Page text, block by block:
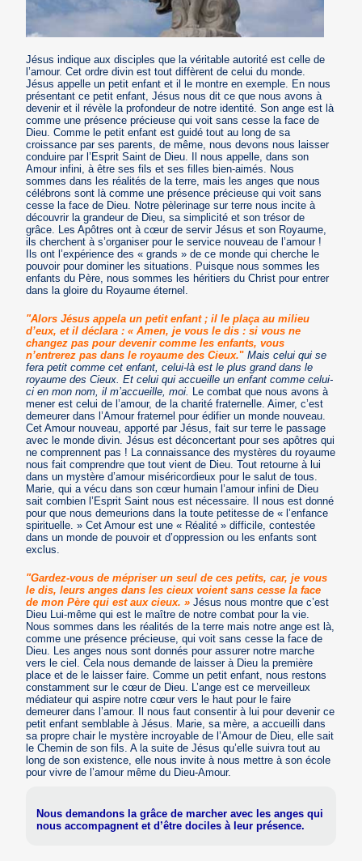
Jésus indique aux disciples que la véritable autorité est celle de
l’amour. Cet ordre divin est tout diffèrent de celui du monde.
Jésus appelle un petit enfant et il le montre en exemple. En nous
présentant ce petit enfant, Jésus nous dit ce que nous avons à
devenir et il révèle la profondeur de notre identité. Son ange est là
comme une présence précieuse qui voit sans cesse la face de
Dieu. Comme le petit enfant est guidé tout au long de sa
croissance par ses parents, de même, nous devons nous laisser
conduire par l’Esprit Saint de Dieu. Il nous appelle, dans son
Amour infini, à être ses fils et ses filles bien-aimés. Nous
sommes dans les réalités de la terre, mais les anges que nous
célébrons sont là comme une présence précieuse qui voit sans
cesse la face de Dieu. Notre pèlerinage sur terre nous incite à
découvrir la grandeur de Dieu, sa simplicité et son trésor de
grâce. Les Apôtres ont à cœur de servir Jésus et son Royaume,
ils cherchent à s’organiser pour le service nouveau de l’amour !
Ils ont l’expérience des « grands » de ce monde qui cherche le
pouvoir pour dominer les situations. Puisque nous sommes les
enfants du Père, nous sommes les héritiers du Christ pour entrer
dans la gloire du Royaume éternel.
"Alors Jésus appela un petit enfant ; il le plaça au milieu
d’eux, et il déclara : « Amen, je vous le dis : si vous ne
changez pas pour devenir comme les enfants, vous
n’entrerez pas dans le royaume des Cieux." Mais celui qui se
fera petit comme cet enfant, celui-là est le plus grand dans le
royaume des Cieux. Et celui qui accueille un enfant comme celui-
ci en mon nom, il m’accueille, moi. Le combat que nous avons à
mener est celui de l’amour, de la charité fraternelle. Aimer, c’est
demeurer dans l’Amour fraternel pour édifier un monde nouveau.
Cet Amour nouveau, apporté par Jésus, fait sur terre le passage
avec le monde divin. Jésus est déconcertant pour ses apôtres qui
ne comprennent pas ! La connaissance des mystères du royaume
nous fait comprendre que tout vient de Dieu. Tout retourne à lui
dans un mystère d’amour miséricordieux pour le salut de tous.
Marie, qui a vécu dans son cœur humain l’amour infini de Dieu
sait combien l’Esprit Saint nous est nécessaire. Il nous est donné
pour que nous demeurions dans la toute petitesse de « l’enfance
spirituelle. » Cet Amour est une « Réalité » difficile, contestée
dans un monde de pouvoir et d’oppression ou les enfants sont
exclus.
"Gardez-vous de mépriser un seul de ces petits, car, je vous
le dis, leurs anges dans les cieux voient sans cesse la face
de mon Père qui est aux cieux. » Jésus nous montre que c’est
Dieu Lui-même qui est le maître de notre combat pour la vie.
Nous sommes dans les réalités de la terre mais notre ange est là,
comme une présence précieuse, qui voit sans cesse la face de
Dieu. Les anges nous sont donnés pour assurer notre marche
vers le ciel. Cela nous demande de laisser à Dieu la première
place et de le laisser faire. Comme un petit enfant, nous restons
constamment sur le cœur de Dieu. L’ange est ce merveilleux
médiateur qui aspire notre cœur vers le haut pour le faire
demeurer dans l’amour. Il nous faut consentir à lui pour devenir ce
petit enfant semblable à Jésus. Marie, sa mère, a accueilli dans
sa propre chair le mystère incroyable de l’Amour de Dieu, elle sait
le Chemin de son fils. A la suite de Jésus qu’elle suivra tout au
long de son existence, elle nous invite à nous mettre à son école
pour vivre de l’amour même du Dieu-Amour.
Nous demandons la grâce de marcher avec les anges qui
nous accompagnent et d’être dociles à leur présence.